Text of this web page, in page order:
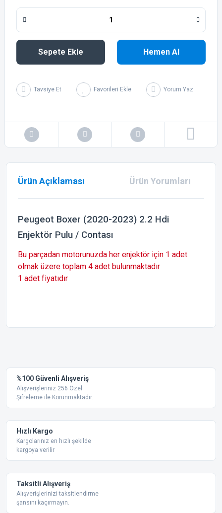
Sepete Ekle Hemen Al
Tavsiye Et Yorum Yaz
Ürün Açıklaması Ürün Yorumları
Peugeot Boxer (2020-2023) 2.2 Hdi
Enjektör Pulu / Contası
Bu parçadan motorunuzda her enjektör için 1 adet
olmak üzere toplam 4 adet bulunmaktadır
1 adet fiyatıdır
Ürün resmi kalitesiz, bozuk veya görüntülenemiyor.
Ürün açıklamasında eksik bilgiler bulunuyor.
Bu ürüne benzer farklı alternatifler olmalı.
%100 Güvenli Alışveriş
Alışverişleriniz 256 Özel
Şifreleme ile Korunmaktadır.
Hızlı Kargo
Kargolarınız en hızlı şekilde
kargoya verilir
Taksitli Alışveriş
Alışverişlerinizi taksitlendirme
şansını kaçırmayın.